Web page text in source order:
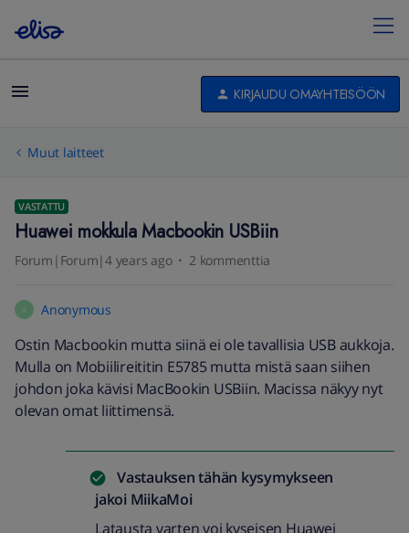
KIRJAUDU OMAYHTEISÖÖN
Muut laitteet
VASTATTU
Huawei mokkula Macbookin USBiin
Forum|Forum|4 years ago 2 kommenttia
A Anonymous
Ostin Macbookin mutta siinä ei ole tavallisia USB aukkoja.
Mulla on Mobiilireititin E5785 mutta mistä saan siihen
johdon joka kävisi MacBookin USBiin. Macissa näkyy nyt
olevan omat liittimensä.
Vastauksen tähän kysymykseen
jakoi MiikaMoi
Latausta varten voi kyseisen Huawei